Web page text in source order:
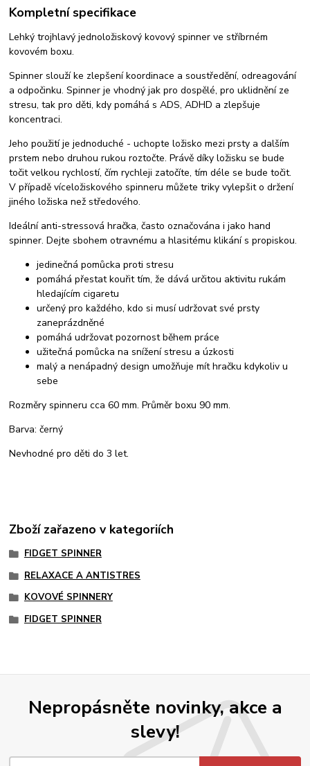
Kompletní specifikace
Lehký trojhlavý jednoložiskový kovový spinner ve stříbrném
kovovém boxu.
Spinner slouží ke zlepšení koordinace a soustředění, odreagování
a odpočinku. Spinner je vhodný jak pro dospělé, pro uklidnění ze
stresu, tak pro děti, kdy pomáhá s ADS, ADHD a zlepšuje
koncentraci.
Jeho použití je jednoduché - uchopte ložisko mezi prsty a dalším
prstem nebo druhou rukou roztočte. Právě díky ložisku se bude
točit velkou rychlostí, čím rychleji zatočíte, tím déle se bude točit.
V případě víceložiskového spinneru můžete triky vylepšit o držení
jiného ložiska než středového.
Ideální anti-stressová hračka, často označována i jako hand
spinner. Dejte sbohem otravnému a hlasitému klikání s propiskou.
jedinečná pomůcka proti stresu
pomáhá přestat kouřit tím, že dává určitou aktivitu rukám
hledajícím cigaretu
určený pro každého, kdo si musí udržovat své prsty
zaneprázdněné
pomáhá udržovat pozornost během práce
užitečná pomůcka na snížení stresu a úzkosti
malý a nenápadný design umožňuje mít hračku kdykoliv u
sebe
Rozměry spinneru cca 60 mm. Průměr boxu 90 mm.
Barva: černý
Nevhodné pro děti do 3 let.
Zboží zařazeno v kategoriích
FIDGET SPINNER
RELAXACE A ANTISTRES
KOVOVÉ SPINNERY
FIDGET SPINNER
Nepropásněte novinky, akce a
slevy!